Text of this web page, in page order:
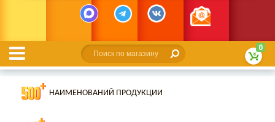
0
НАИМЕНОВАНИЙ ПРОДУКЦИИ